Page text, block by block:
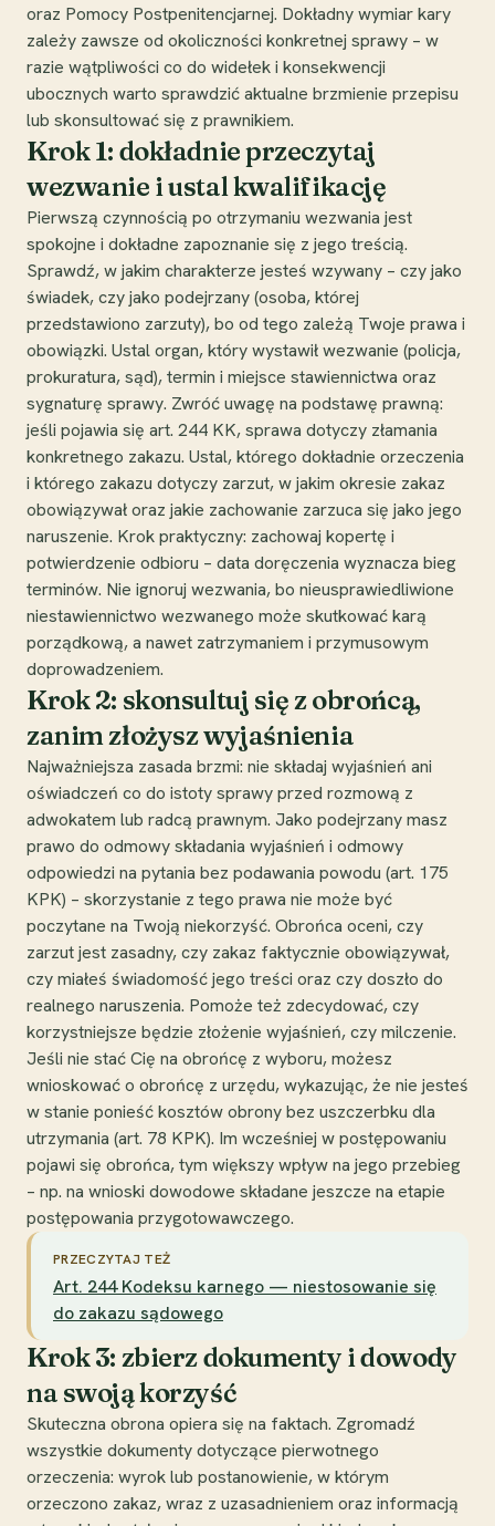
oraz Pomocy Postpenitencjarnej. Dokładny wymiar kary
zależy zawsze od okoliczności konkretnej sprawy – w
razie wątpliwości co do widełek i konsekwencji
ubocznych warto sprawdzić aktualne brzmienie przepisu
lub skonsultować się z prawnikiem.
Krok 1: dokładnie przeczytaj
wezwanie i ustal kwalifikację
Pierwszą czynnością po otrzymaniu wezwania jest
spokojne i dokładne zapoznanie się z jego treścią.
Sprawdź, w jakim charakterze jesteś wzywany – czy jako
świadek, czy jako podejrzany (osoba, której
przedstawiono zarzuty), bo od tego zależą Twoje prawa i
obowiązki. Ustal organ, który wystawił wezwanie (policja,
prokuratura, sąd), termin i miejsce stawiennictwa oraz
sygnaturę sprawy. Zwróć uwagę na podstawę prawną:
jeśli pojawia się art. 244 KK, sprawa dotyczy złamania
konkretnego zakazu. Ustal, którego dokładnie orzeczenia
i którego zakazu dotyczy zarzut, w jakim okresie zakaz
obowiązywał oraz jakie zachowanie zarzuca się jako jego
naruszenie. Krok praktyczny: zachowaj kopertę i
potwierdzenie odbioru – data doręczenia wyznacza bieg
terminów. Nie ignoruj wezwania, bo nieusprawiedliwione
niestawiennictwo wezwanego może skutkować karą
porządkową, a nawet zatrzymaniem i przymusowym
doprowadzeniem.
Krok 2: skonsultuj się z obrońcą,
zanim złożysz wyjaśnienia
Najważniejsza zasada brzmi: nie składaj wyjaśnień ani
oświadczeń co do istoty sprawy przed rozmową z
adwokatem lub radcą prawnym. Jako podejrzany masz
prawo do odmowy składania wyjaśnień i odmowy
odpowiedzi na pytania bez podawania powodu (art. 175
KPK) – skorzystanie z tego prawa nie może być
poczytane na Twoją niekorzyść. Obrońca oceni, czy
zarzut jest zasadny, czy zakaz faktycznie obowiązywał,
czy miałeś świadomość jego treści oraz czy doszło do
realnego naruszenia. Pomoże też zdecydować, czy
korzystniejsze będzie złożenie wyjaśnień, czy milczenie.
Jeśli nie stać Cię na obrońcę z wyboru, możesz
wnioskować o obrońcę z urzędu, wykazując, że nie jesteś
w stanie ponieść kosztów obrony bez uszczerbku dla
utrzymania (art. 78 KPK). Im wcześniej w postępowaniu
pojawi się obrońca, tym większy wpływ na jego przebieg
– np. na wnioski dowodowe składane jeszcze na etapie
postępowania przygotowawczego.
PRZECZYTAJ TEŻ
Art. 244 Kodeksu karnego — niestosowanie się
do zakazu sądowego
Krok 3: zbierz dokumenty i dowody
na swoją korzyść
Skuteczna obrona opiera się na faktach. Zgromadź
wszystkie dokumenty dotyczące pierwotnego
orzeczenia: wyrok lub postanowienie, w którym
orzeczono zakaz, wraz z uzasadnieniem oraz informacją